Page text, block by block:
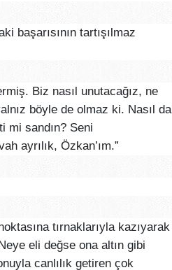
başarısının tartışılmaz
Biz nasıl unutacağız, ne
böyle de olmaz ki. Nasıl da
mi sandın? Seni
ayrılık, Özkan’ım.”
tırnaklarıyla kazıyarak
eli değse ona altın gibi
canlılık getiren çok